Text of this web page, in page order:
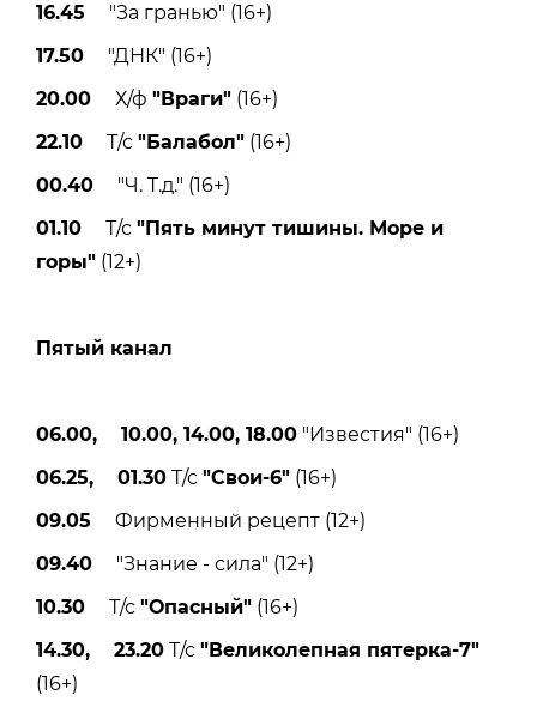
16.45 "За гранью" (16+)
17.50 "ДНК" (16+)
20.00 Х/ф "Враги" (16+)
22.10 Т/с "Балабол" (16+)
00.40 "Ч. T.д." (16+)
01.10 Т/с "Пять минут тишины. Море и
горы" (12+)
Пятый канал
06.00, 10.00, 14.00, 18.00 "Известия" (16+)
06.25, 01.30 Т/с "Свои-6" (16+)
09.05 Фирменный рецепт (12+)
09.40 "Знание - сила" (12+)
10.30 Т/с "Опасный" (16+)
14.30, 23.20 Т/с "Великолепная пятерка-7"
(16+)